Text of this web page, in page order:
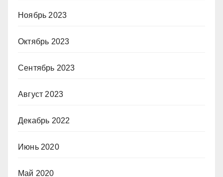
Ноябрь 2023
Октябрь 2023
Сентябрь 2023
Август 2023
Декабрь 2022
Июнь 2020
Май 2020